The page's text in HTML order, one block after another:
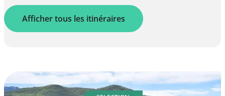
Afficher tous les itinéraires